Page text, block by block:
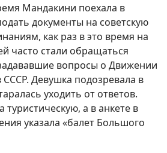
Мандакини поехала в
документы на советскую
как раз в это время на
часто стали обращаться
вопросы о Движении
Девушка подозревала в
уходить от ответов.
а в анкете в
указала «балет Большого